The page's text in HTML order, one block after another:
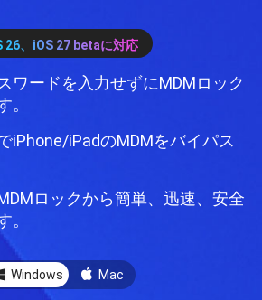
26、iOS 27 betaに対応
ワードを入力せずにMDMロック
。
iPhone/iPadのMDMをバイパス
ロックから簡単、迅速、安全
。
Windows Mac